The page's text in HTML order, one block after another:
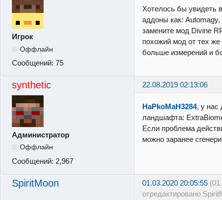
Игрок
Оффлайн
Сообщений: 75
Хотелось бы увидеть
аддоны как:
замените мод Divine
похожий мод от тех же
больше измерений и
synthetic 22.08.2019 02:13:06
Администратор
Оффлайн
Сообщений: 2,967
HaPkoMaH3284, у нас
ландшафта:
Если проблема
можно заранее
SpiritMoon 01.03.2020 20:05:55
отредактировано